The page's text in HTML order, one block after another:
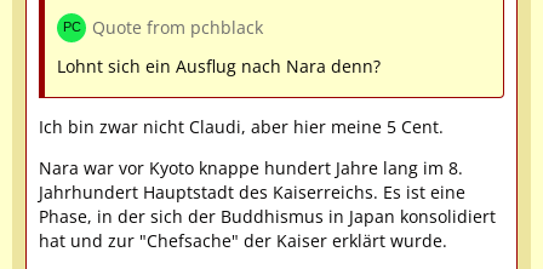
Quote from pchblack
Lohnt sich ein Ausflug nach Nara denn?
Ich bin zwar nicht Claudi, aber hier meine 5 Cent.
Nara war vor Kyoto knappe hundert Jahre lang im 8.
Jahrhundert Hauptstadt des Kaiserreichs. Es ist eine
Phase, in der sich der Buddhismus in Japan konsolidiert
hat und zur "Chefsache" der Kaiser erklärt wurde.